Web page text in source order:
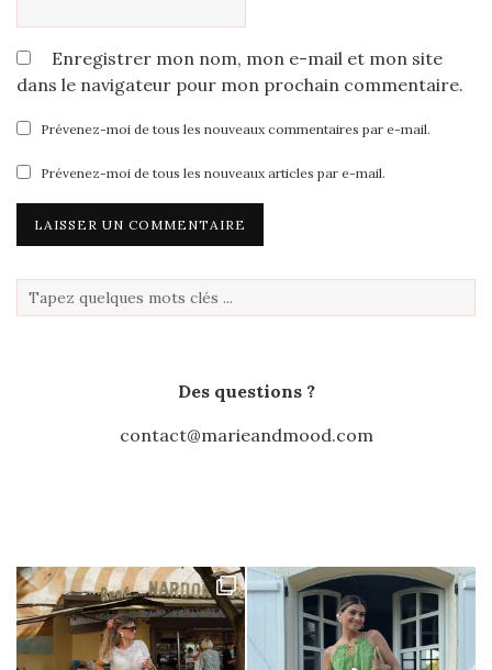
Enregistrer mon nom, mon e-mail et mon site
dans le navigateur pour mon prochain commentaire.
Prévenez-moi de tous les nouveaux commentaires par e-mail.
Prévenez-moi de tous les nouveaux articles par e-mail.
Des questions ?
contact@marieandmood.com